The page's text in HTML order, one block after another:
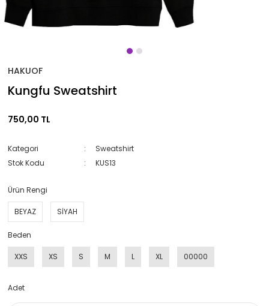
HAKUOF
Kungfu Sweatshirt
750,00 TL
Kategori
Sweatshirt
Stok Kodu
KUS13
Ürün Rengi
BEYAZ SİYAH
Beden
XXS XS S M L XL 00000
Adet